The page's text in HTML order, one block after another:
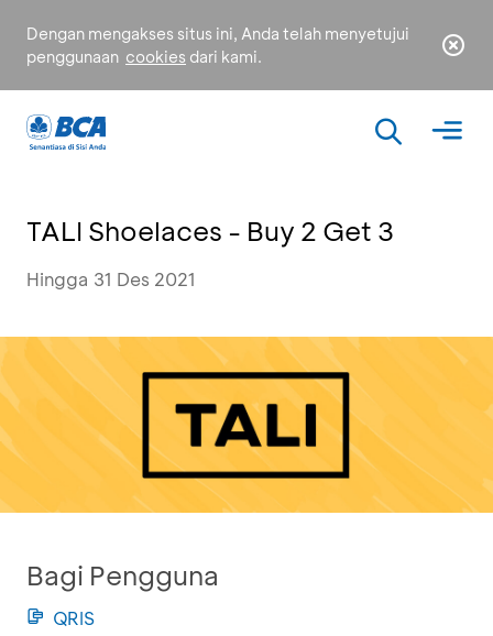
Dengan mengakses situs ini, Anda telah menyetujui
penggunaan cookies dari kami.
TALI Shoelaces - Buy 2 Get 3
Hingga 31 Des 2021
Bagi Pengguna
QRIS